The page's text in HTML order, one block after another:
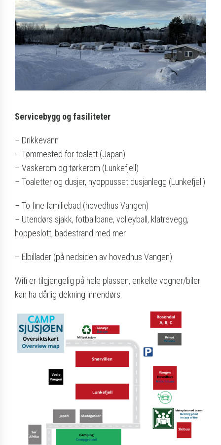
Servicebygg og fasiliteter
– Drikkevann
– Tømmested for toalett (Japan)
– Vaskerom og tørkerom (Lunkefjell)
– Toaletter og dusjer, nyoppusset dusjanlegg (Lunkefjell)
– To fine familiebad (hovedhus Vangen)
– Utendørs sjakk, fotballbane, volleyball, klatrevegg,
hoppeslott, badestrand med mer.
– Elbillader (på nedsiden av hovedhus Vangen)
Wifi er tilgjengelig på hele plassen, enkelte vogner/biler
kan ha dårlig dekning innendørs.